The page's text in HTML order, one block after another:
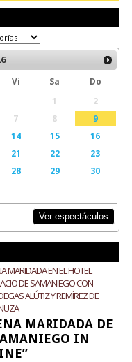
Vi Sa
Do
1
2
7 8
9
14 15
16
21 22
23
28 29
30
Ver espectáculos
MARIDADA EN EL HOTEL
DE SAMANIEGO CON
ALÚTIZ Y REMÍREZ DE
MARIDADA DE
IN